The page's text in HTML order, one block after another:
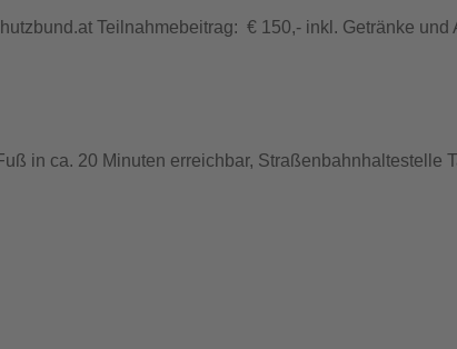
Teilnahmebeitrag: € 150,- inkl. Getränke und
in ca. 20 Minuten erreichbar, Straßenbahnhaltestelle